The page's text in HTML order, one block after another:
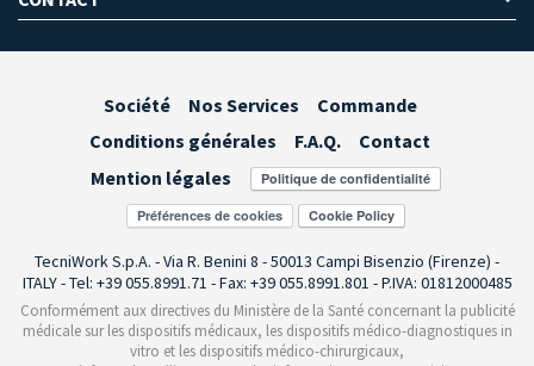
Société Nos Services
Commande
Conditions générales
F.A.Q.
Contact
Mention légales
Préférences de cookies
TecniWork S.p.A. - Via R. Benini 8 - 50013 Campi Bisenzio (Firenze) -
ITALY - Tel: +39 055.8991.71 - Fax: +39 055.8991.801 - P.IVA: 01812000485
Conformément aux directives du Ministère de la Santé concernant la publicité
médicale sur les dispositifs médicaux, les dispositifs médico-diagnostiques in
vitro et les dispositifs médico-chirurgicaux,